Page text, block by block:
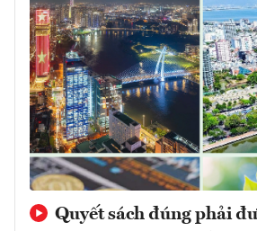
Quyết sách đúng phải